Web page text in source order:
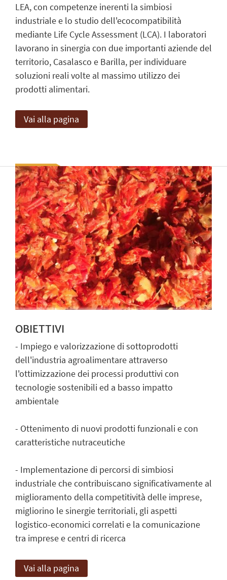
LEA, con competenze inerenti la simbiosi
industriale e lo studio dell'ecocompatibilità
mediante Life Cycle Assessment (LCA). I laboratori
lavorano in sinergia con due importanti aziende del
territorio, Casalasco e Barilla, per individuare
soluzioni reali volte al massimo utilizzo dei
prodotti alimentari.
Vai alla pagina
OBIETTIVI
- Impiego e valorizzazione di sottoprodotti
dell'industria agroalimentare attraverso
l'ottimizzazione dei processi produttivi con
tecnologie sostenibili ed a basso impatto
ambientale
- Ottenimento di nuovi prodotti funzionali e con
caratteristiche nutraceutiche
- Implementazione di percorsi di simbiosi
industriale che contribuiscano significativamente al
miglioramento della competitività delle imprese,
migliorino le sinergie territoriali, gli aspetti
logistico-economici correlati e la comunicazione
tra imprese e centri di ricerca
Vai alla pagina